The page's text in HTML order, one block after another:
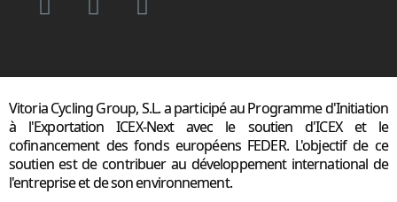
Vitoria Cycling Group, S.L. a participé au Programme d'Initiation
à l'Exportation ICEX-Next avec le soutien d'ICEX et le
cofinancement des fonds européens FEDER. L'objectif de ce
soutien est de contribuer au développement international de
l'entreprise et de son environnement.